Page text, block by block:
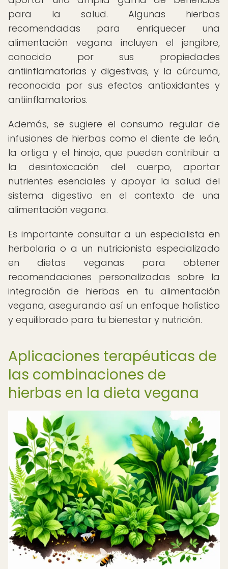
para la salud. Algunas hierbas
recomendadas para enriquecer una
alimentación vegana incluyen el jengibre,
conocido por sus propiedades
antiinflamatorias y digestivas, y la cúrcuma,
reconocida por sus efectos antioxidantes y
antiinflamatorios.
Además, se sugiere el consumo regular de
infusiones de hierbas como el diente de león,
la ortiga y el hinojo, que pueden contribuir a
la desintoxicación del cuerpo, aportar
nutrientes esenciales y apoyar la salud del
sistema digestivo en el contexto de una
alimentación vegana.
Es importante consultar a un especialista en
herbolaria o a un nutricionista especializado
en dietas veganas para obtener
recomendaciones personalizadas sobre la
integración de hierbas en tu alimentación
vegana, asegurando así un enfoque holístico
y equilibrado para tu bienestar y nutrición.
Aplicaciones terapéuticas de
las combinaciones de
hierbas en la dieta vegana